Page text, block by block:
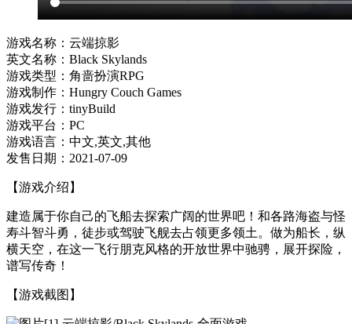
游戏名称：云端掠影
英文名称：Black Skylands
游戏类型：角啬扮演RPG
游戏制作：Hungry Couch Games
游戏发行：tinyBuild
游戏平台：PC
游戏语言：中文,英文,其他
发售日期：2021-07-09
【游戏介绍】
建造属于你自己的飞船去探索广阔的世界吧！和各路海盗与怪
寿斗智斗勇，徒步或驾驶飞舰去占领更多领土。做为船长，纵
横天空，在这一飞行朋克风格的开放世界中驰骋，展开探险，
谱写传奇！
【游戏截图】